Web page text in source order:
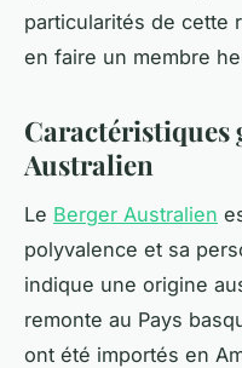
particularités de cette
en faire un membre
Caractéristiques
Australien
Le Berger Australien
polyvalence et sa
indique une origine
remonte au Pays
ont été importés en